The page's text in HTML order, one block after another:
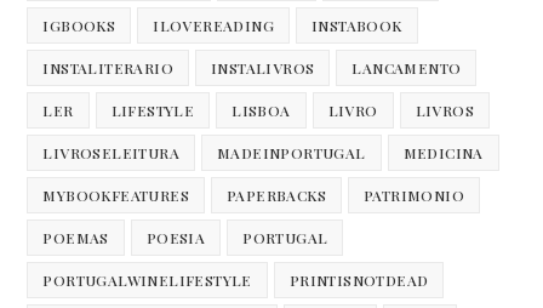
IGBOOKS ILOVEREADING INSTABOOK
INSTALITERARIO INSTALIVROS LANCAMENTO
LER LIFESTYLE LISBOA LIVRO LIVROS
LIVROSELEITURA MADEINPORTUGAL MEDICINA
MYBOOKFEATURES PAPERBACKS PATRIMONIO
POEMAS POESIA PORTUGAL
PORTUGALWINELIFESTYLE PRINTISNOTDEAD